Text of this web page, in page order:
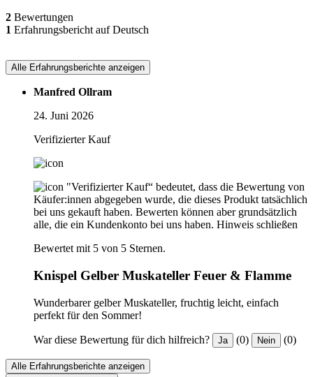
2 Bewertungen
1 Erfahrungsbericht auf Deutsch
Alle Erfahrungsberichte anzeigen
Manfred Ollram
24. Juni 2026
Verifizierter Kauf
"Verifizierter Kauf“ bedeutet, dass die Bewertung von
Käufer:innen abgegeben wurde, die dieses Produkt tatsächlich
bei uns gekauft haben. Bewerten können aber grundsätzlich
alle, die ein Kundenkonto bei uns haben. Hinweis schließen
Bewertet mit 5 von 5 Sternen.
Knispel Gelber Muskateller Feuer & Flamme
Wunderbarer gelber Muskateller, fruchtig leicht, einfach
perfekt für den Sommer!
War diese Bewertung für dich hilfreich? Ja (0) Nein (0)
Alle Erfahrungsberichte anzeigen